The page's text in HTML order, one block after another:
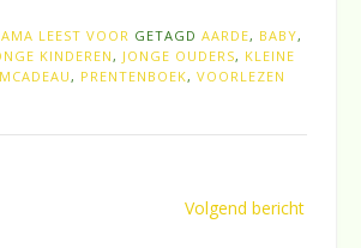
LEEST VOOR GETAGD AARDE, BABY,
KINDEREN, JONGE OUDERS, KLEINE
, PRENTENBOEK, VOORLEZEN
Volgend bericht